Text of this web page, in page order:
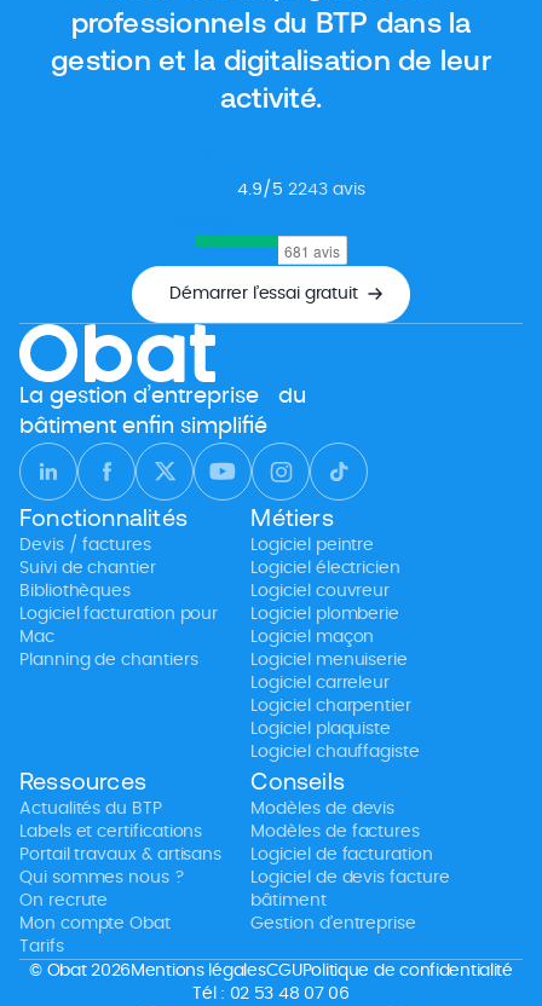
professionnels du BTP dans la
gestion et la digitalisation de leur
activité.
4.9 /5 2243 avis
Démarrer l’essai gratuit
La gestion d’entreprise du
bâtiment enfin simplifié
Fonctionnalités
Devis / factures
Suivi de chantier
Bibliothèques
Logiciel facturation pour
Mac
Planning de chantiers
Métiers
Logiciel peintre
Logiciel électricien
Logiciel couvreur
Logiciel plomberie
Logiciel maçon
Logiciel menuiserie
Logiciel carreleur
Logiciel charpentier
Logiciel plaquiste
Logiciel chauffagiste
Ressources
Actualités du BTP
Labels et certifications
Portail travaux & artisans
Qui sommes nous ?
On recrute
Mon compte Obat
Tarifs
Conseils
Modèles de devis
Modèles de factures
Logiciel de facturation
Logiciel de devis facture
bâtiment
Gestion d’entreprise
© Obat 2026 Mentions légalesCGUPolitique de confidentialité
Tél : 02 53 48 07 06